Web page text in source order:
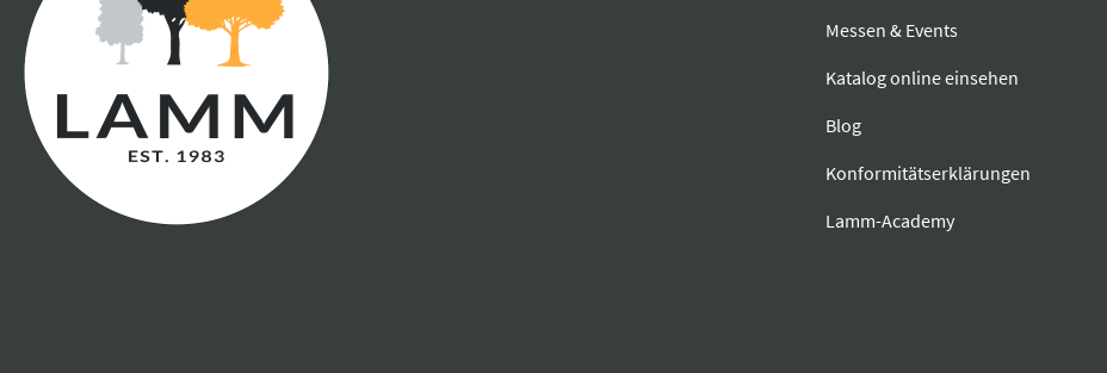
Messen & Events
Katalog online einsehen
Blog
Konformitätserklärungen
Lamm-Academy